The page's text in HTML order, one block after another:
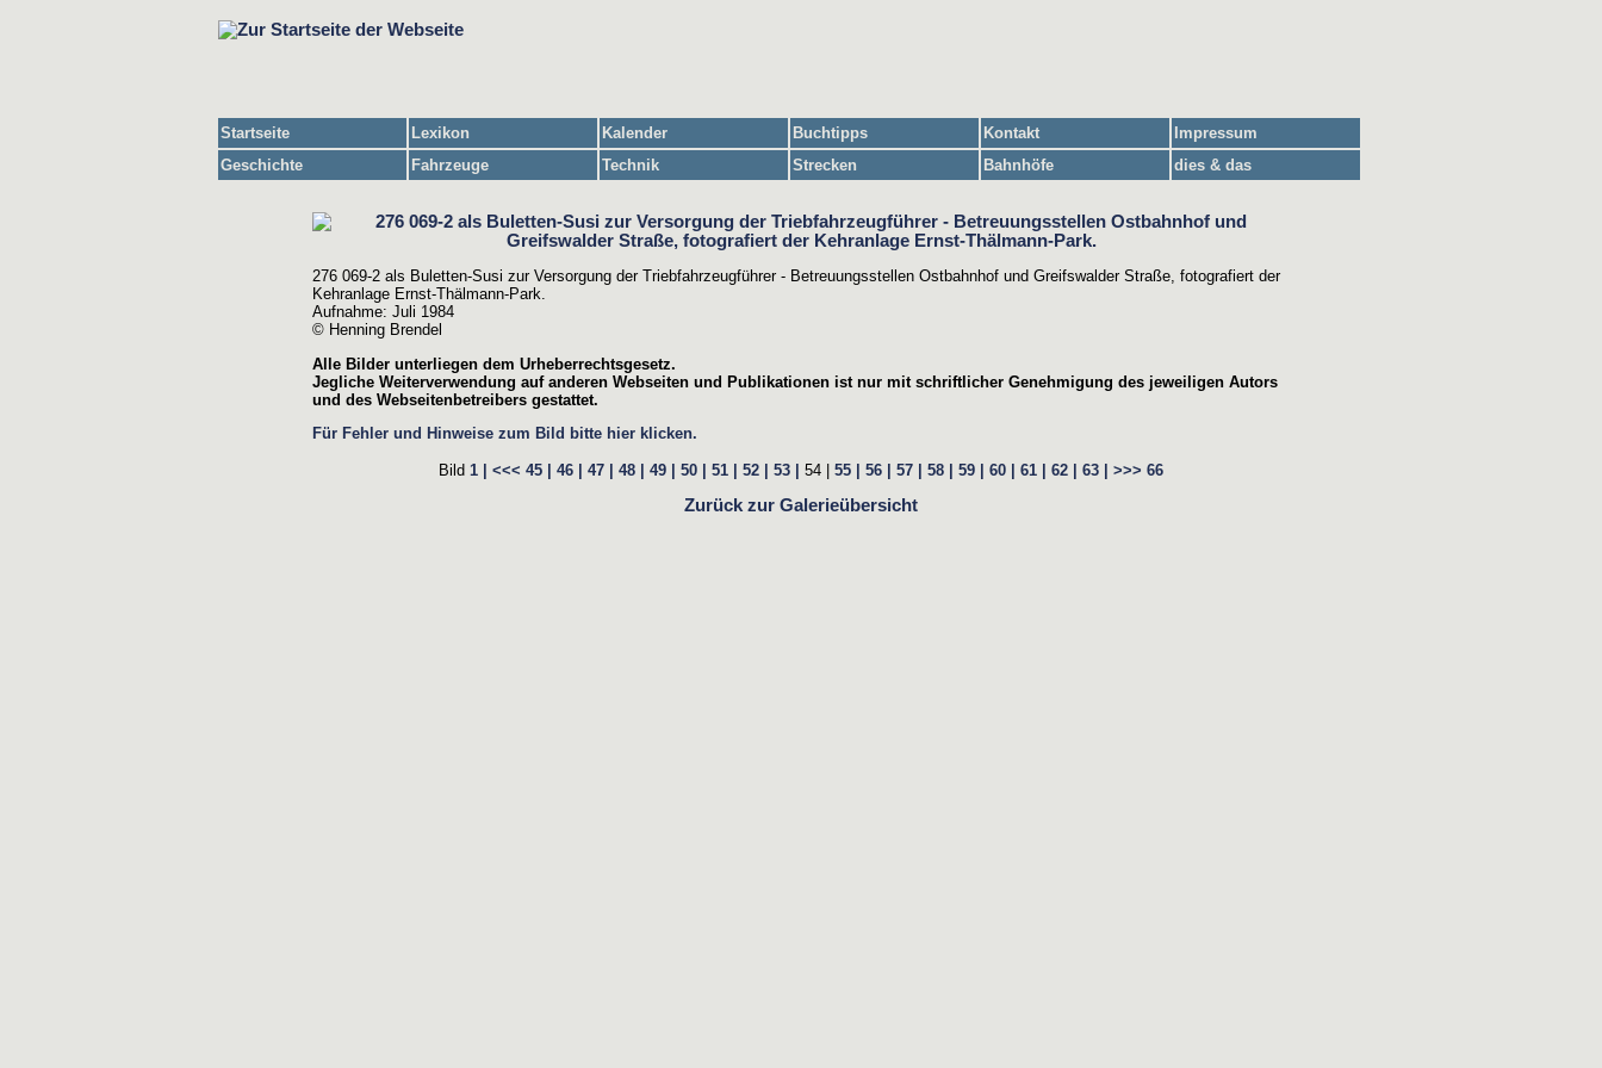
Startseite Lexikon Kalender Buchtipps Kontakt
Impressum
Geschichte
Fahrzeuge Technik Strecken Bahnhöfe dies & das
276 069-2 als Buletten-Susi zur Versorgung der Triebfahrzeugführer - Betreuungsstellen Ostbahnhof und Greifswalder Straße, fotografiert der
Kehranlage Ernst-Thälmann-Park.
Aufnahme: Juli 1984
© Henning Brendel
Alle Bilder unterliegen dem Urheberrechtsgesetz.
Jegliche Weiterverwendung auf anderen Webseiten und Publikationen ist nur mit schriftlicher Genehmigung des jeweiligen Autors
und des Webseitenbetreibers gestattet.
Für Fehler und Hinweise zum Bild bitte hier klicken.
Bild 1 | <<< 45 | 46 | 47 | 48 | 49 | 50 | 51 | 52 | 53 | 54 | 55 | 56 | 57 | 58 | 59 | 60 | 61 | 62 | 63 | >>> 66
Zurück zur Galerieübersicht